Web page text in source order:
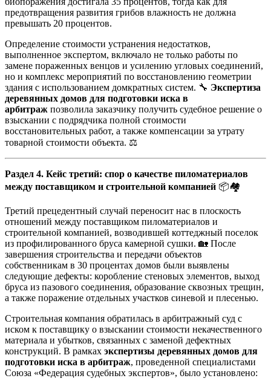
предотвращения развития грибов влажность не должна
превышать 20 процентов.
Определение стоимости устранения недостатков,
выполненное экспертом, включало не только работы по
замене пораженных венцов и усилению угловых соединений,
но и комплекс мероприятий по восстановлению геометрии
здания с использованием домкратных систем. 🔧 Экспертиза
деревянных домов для подготовки иска в
арбитраж позволила заказчику получить судебное решение о
взыскании с подрядчика полной стоимости
восстановительных работ, а также компенсации за утрату
товарной стоимости объекта. ⚖️
Раздел 4. Кейс третий: спор о качестве пиломатериалов
между поставщиком и строительной компанией 📦🏘️
Третий прецедентный случай переносит нас в плоскость
отношений между поставщиком пиломатериалов и
строительной компанией, возводившей коттеджный поселок
из профилированного бруса камерной сушки. 🏡 После
завершения строительства и передачи объектов
собственникам в 30 процентах домов были выявлены
следующие дефекты: коробление стеновых элементов, выход
бруса из пазового соединения, образование сквозных трещин,
а также поражение отдельных участков синевой и плесенью.
Строительная компания обратилась в арбитражный суд с
иском к поставщику о взыскании стоимости некачественного
материала и убытков, связанных с заменой дефектных
конструкций. В рамках экспертизы деревянных домов для
подготовки иска в арбитраж, проведенной специалистами
Союза «Федерация судебных экспертов», было установлено: